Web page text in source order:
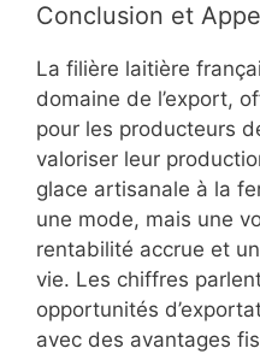
Conclusion et
La filière laitière
domaine de l’export,
pour les producteurs
valoriser leur
glace artisanale à la
une mode, mais une
rentabilité accrue et
vie. Les chiffres
opportunités
avec des avantages